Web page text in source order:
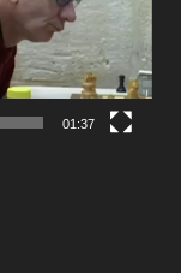
01:37